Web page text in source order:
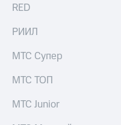
RED
РИИЛ
МТС Супер
МТС ТОП
МТС Junior